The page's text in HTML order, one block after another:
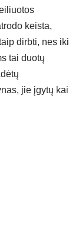
keista,
dirbti, nes iki
tai duotų
jie įgytų kai